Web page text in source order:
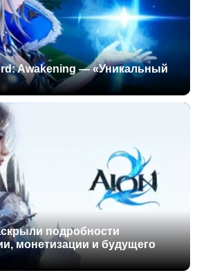
Awakening — «Уникальный
подробности
монетизации и будущего